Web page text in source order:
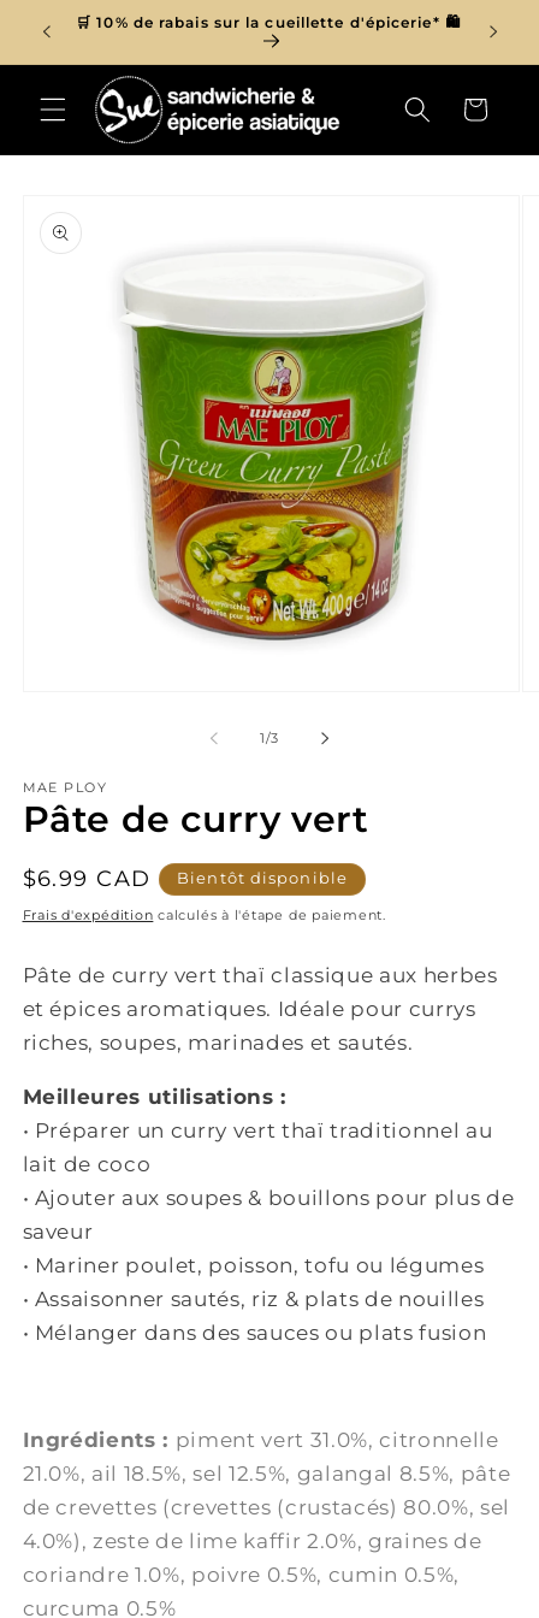
passer
contenu
150$ 🛒 10% de rabais sur la cueillette d'épicerie* 🛍
Panier
informations
produits
une
fenêtre
modale
1/de
3
MAE PLOY
Pâte de curry vert
Prix
habituel
$6.99 CAD Bientôt disponible
Frais d'expédition calculés à l'étape de paiement.
Pâte de curry vert thaï classique aux herbes
et épices aromatiques. Idéale pour currys
riches, soupes, marinades et sautés.
Meilleures utilisations :
• Préparer un curry vert thaï traditionnel au
lait de coco
• Ajouter aux soupes & bouillons pour plus de
saveur
• Mariner poulet, poisson, tofu ou légumes
• Assaisonner sautés, riz & plats de nouilles
• Mélanger dans des sauces ou plats fusion
Ingrédients : piment vert 31.0%, citronnelle
21.0%, ail 18.5%, sel 12.5%, galangal 8.5%, pâte
de crevettes (crevettes (crustacés) 80.0%, sel
4.0%), zeste de lime kaffir 2.0%, graines de
coriandre 1.0%, poivre 0.5%, cumin 0.5%,
curcuma 0.5%